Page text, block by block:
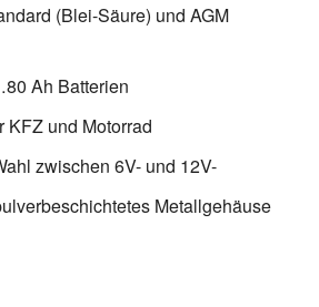
(Blei-Säure) und AGM
Ah Batterien
KFZ und Motorrad
zwischen 6V- und 12V-
Metallgehäuse